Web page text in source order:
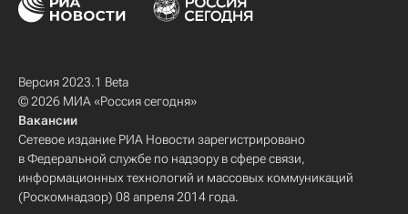
Версия 2023.1 Beta
© 2026 МИА «Россия сегодня»
Вакансии
Сетевое издание РИА Новости зарегистрировано
в Федеральной службе по надзору в сфере связи,
информационных технологий и массовых коммуникаций
(Роскомнадзор) 08 апреля 2014 года.